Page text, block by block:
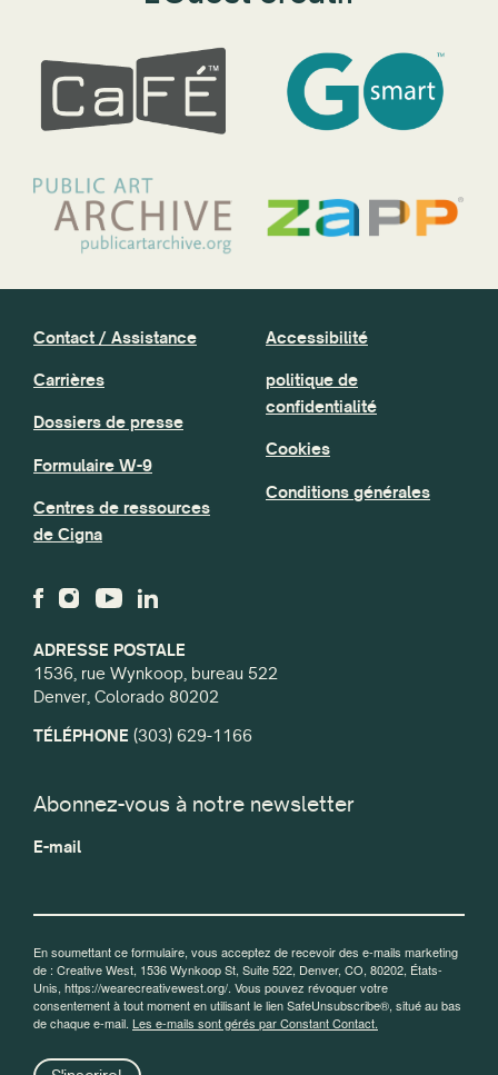
1536, rue Wynkoop, bureau 522
Denver, Colorado 80202
TÉLÉPHONE(303) 629-1166
Carrières
Dossiers de presse
Formulaire W-9
Centres de ressources
de Cigna
politique de
confidentialité
Cookies
Conditions générales
E-mail
En soumettant ce formulaire, vous acceptez de recevoir des e-mails marketing
Unis, https://wearecreativewest.org/. Vous pouvez révoquer votre
consentement à tout moment en utilisant le lien SafeUnsubscribe®, situé au bas
de chaque e-mail.Les e-mails sont gérés par Constant Contact.